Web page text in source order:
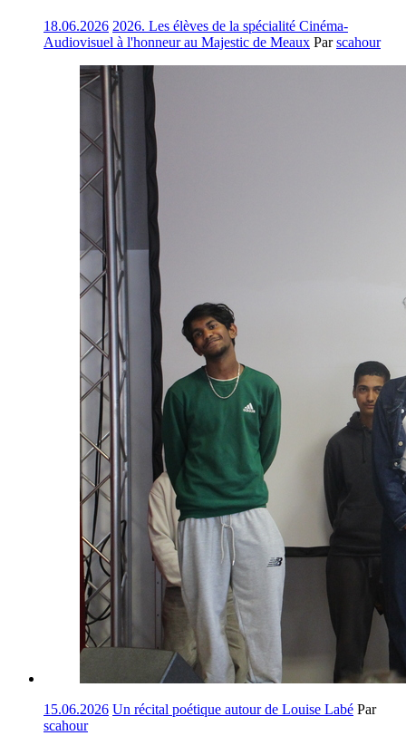
18.06.2026 2026. Les élèves de la spécialité Cinéma-
Audiovisuel à l'honneur au Majestic de Meaux Parscahour
15.06.2026 Un récital poétique autour de Louise Labé Par
scahour